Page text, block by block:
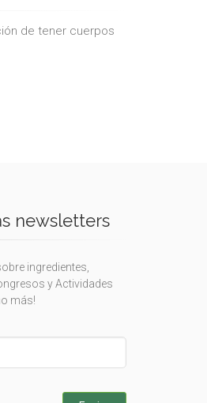
de tener cuerpos
newsletters
ingredientes,
y Actividades
más!